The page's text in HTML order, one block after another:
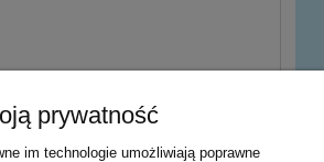
prywatność
im technologie umożliwiają poprawne